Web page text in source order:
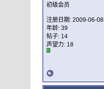
初级会员
注册日期: 2009-06-08
年龄: 39
帖子: 14
声望力: 18